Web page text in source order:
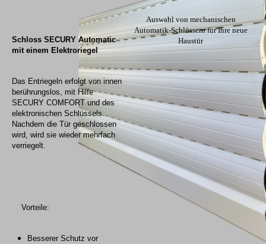
Schloss SECURY Automatic
mit einem Elektroriegel
Das Entriegeln erfolgt von innen
berührungslos, mit Hilfe
SECURY COMFORT und des
elektronischen Schlüssels.
Nachdem die Tür geschlossen
wird, wird sie wieder mehrfach
verriegelt.
Vorteile:
Besserer Schutz vor
Auswahl von mechanischen
Automatik-Schlössern für Ihre neue
Haustür